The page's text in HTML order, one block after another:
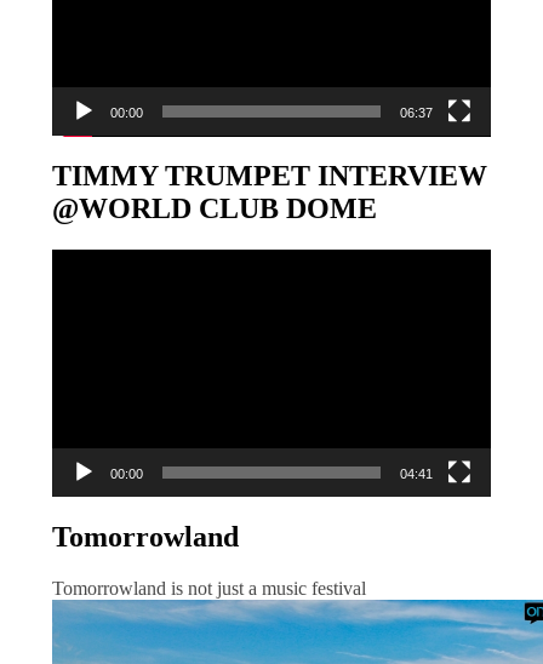
00:00 06:37
TIMMY TRUMPET INTERVIEW
@WORLD CLUB DOME
00:00 04:41
Tomorrowland
Tomorrowland is not just a music festival